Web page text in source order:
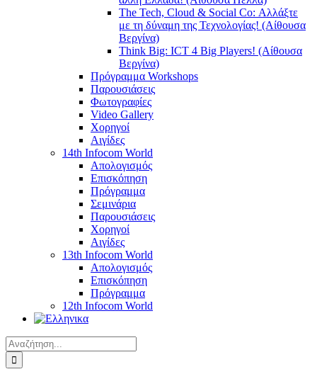
The Tech, Cloud & Social Co: Αλλάξτε
με τη δύναμη της Τεχνολογίας! (Αίθουσα
Βεργίνα)
Think Big: ICT 4 Big Players! (Αίθουσα
Βεργίνα)
Πρόγραμμα Workshops
Παρουσιάσεις
Φωτογραφίες
Video Gallery
Χορηγοί
Αιγίδες
14th Infocom World
Απολογισμός
Επισκόπηση
Πρόγραμμα
Σεμινάρια
Παρουσιάσεις
Χορηγοί
Αιγίδες
13th Infocom World
Απολογισμός
Επισκόπηση
Πρόγραμμα
12th Infocom World
Αναζήτηση
για: